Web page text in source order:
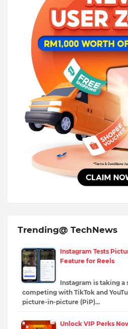
Trending@ TechNews
Instagram Tests
Feature for Reels
Instagram is taking a
competing with TikTok and
picture-in-picture (PiP)…
Unlock VIP Perks